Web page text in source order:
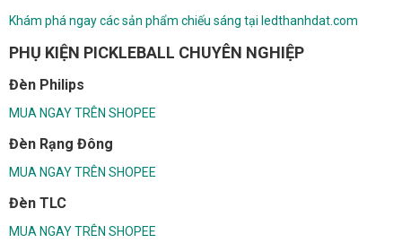
Khám phá ngay các sản phẩm chiếu sáng tại ledthanhdat.com
PHỤ KIỆN PICKLEBALL CHUYÊN NGHIỆP
Đèn Philips
MUA NGAY TRÊN SHOPEE
Đèn Rạng Đông
MUA NGAY TRÊN SHOPEE
Đèn TLC
MUA NGAY TRÊN SHOPEE